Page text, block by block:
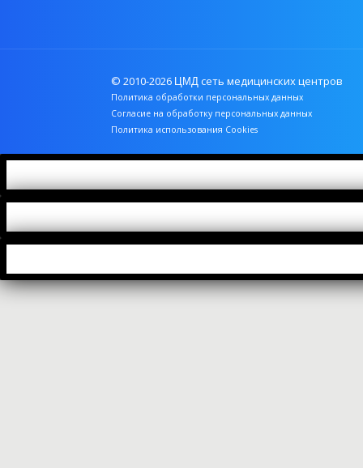
© 2010-2026 ЦМД сеть медицинских центров
Политика обработки персональных данных
Согласие на обработку персональных данных
Политика использования Cookies